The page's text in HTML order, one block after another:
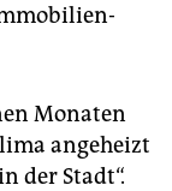
Monaten
angeheizt
der Stadt“.